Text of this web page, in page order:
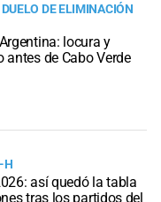
DE ELIMINACIÓN
locura y
antes de Cabo Verde
H
así quedó la tabla
tras los partidos del